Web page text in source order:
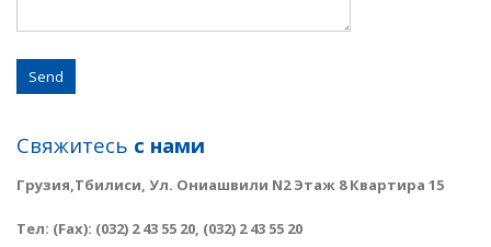
Свяжитесь с нами
Грузия,Тбилиси, Ул. Ониашвили N2 Этаж 8 Квартира 15
Тел: (Fax): (032) 2 43 55 20, (032) 2 43 55 20